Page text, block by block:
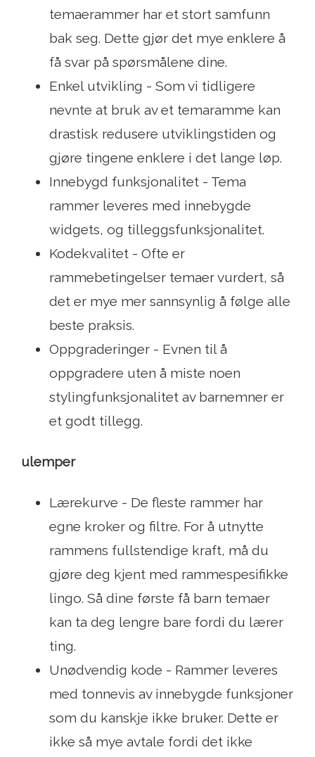
temaerammer har et stort samfunn
bak seg. Dette gjør det mye enklere å
få svar på spørsmålene dine.
Enkel utvikling - Som vi tidligere
nevnte at bruk av et temaramme kan
drastisk redusere utviklingstiden og
gjøre tingene enklere i det lange løp.
Innebygd funksjonalitet - Tema
rammer leveres med innebygde
widgets, og tilleggsfunksjonalitet.
Kodekvalitet - Ofte er
rammebetingelser temaer vurdert, så
det er mye mer sannsynlig å følge alle
beste praksis.
Oppgraderinger - Evnen til å
oppgradere uten å miste noen
stylingfunksjonalitet av barnemner er
et godt tillegg.
ulemper
Lærekurve - De fleste rammer har
egne kroker og filtre. For å utnytte
rammens fullstendige kraft, må du
gjøre deg kjent med rammespesifikke
lingo. Så dine første få barn temaer
kan ta deg lengre bare fordi du lærer
ting.
Unødvendig kode - Rammer leveres
med tonnevis av innebygde funksjoner
som du kanskje ikke bruker. Dette er
ikke så mye avtale fordi det ikke